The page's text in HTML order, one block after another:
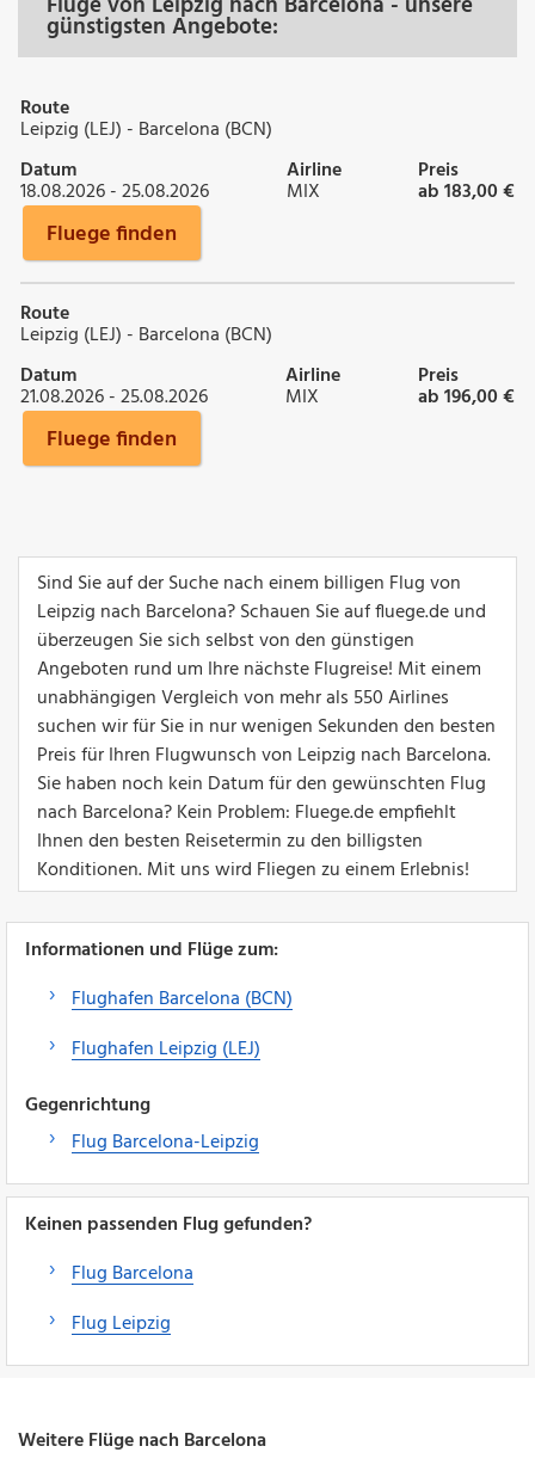
günstigsten Angebote:
Route
Leipzig (LEJ) - Barcelona (BCN)
Datum
18.08.2026 - 25.08.2026
Airline
MIX
Preis
ab 183,00 €
Fluege finden
Route
Leipzig (LEJ) - Barcelona (BCN)
Datum
21.08.2026 - 25.08.2026
Airline
MIX
Preis
ab 196,00 €
Fluege finden
Sind Sie auf der Suche nach einem billigen Flug von
Leipzig nach Barcelona? Schauen Sie auf fluege.de und
überzeugen Sie sich selbst von den günstigen
Angeboten rund um Ihre nächste Flugreise! Mit einem
unabhängigen Vergleich von mehr als 550 Airlines
suchen wir für Sie in nur wenigen Sekunden den besten
Preis für Ihren Flugwunsch von Leipzig nach Barcelona.
Sie haben noch kein Datum für den gewünschten Flug
nach Barcelona? Kein Problem: Fluege.de empfiehlt
Ihnen den besten Reisetermin zu den billigsten
Konditionen. Mit uns wird Fliegen zu einem Erlebnis!
Informationen und Flüge zum:
Flughafen Barcelona (BCN)
Flughafen Leipzig (LEJ)
Gegenrichtung
Flug Barcelona-Leipzig
Keinen passenden Flug gefunden?
Flug Barcelona
Flug Leipzig
Weitere Flüge nach Barcelona